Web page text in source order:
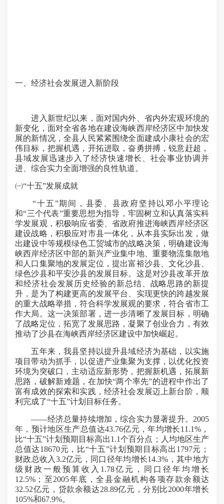
一、经济社会发展进入新阶段
进入新世纪以来，面对国内外、省内外宏观环境的
新变化，面对全省各地在建设海峡西岸经济区中加快发
展的新情况，全县人民紧紧围绕全面建成小康社会的宏
伟目标，把握机遇，开拓进取，奋勇拼搏，锐意赶超，
县域发展迅速步入了经济快速增长、社会事业协调并
进、综合实力全面增强的良性轨道。
㈠“十五”发展成就
“十五”期间，县委、县政府坚持以邓小平理论
和“三个代表”重要思想为指导，牢固树立和认真落实科
学发展观，积极响应省委、省政府推进海峡西岸经济区
建设战略，积极应对市县一体化，从本县实际出发，做
出建设中等规模绿色工贸城市的战略决策，明确建设海
峡西岸经济区中部的新兴产业集中地、重要物流集散地
和人口集聚地的发展定位，提出富裕沙县、文化沙县、
绿色沙县和平安沙县的发展目标。这是对沙县改革开放
和经济社会发展历史经验的新总结、战略思路的新提
升，是为了构建更高的发展平台、实现更快的跨越发展
的重大战略举措，符合科学发展观的要求，符合省市工
作大局。这一决策部署，进一步清晰了发展目标，明确
了战略定位，拓宽了发展思路，凝聚了创业合力，有效
推动了沙县在海峡西岸经济区建设中加快崛起。
五年来，我县坚持以提升县域经济为基础，以实施
项目带动为抓手，以促进产业集聚为支撑，以优化投资
环境为突破口，主动适应新形势，把握新机遇，拓展新
思路，破解新难题，在加快“两个率先”的进程中作出了
富有成效的探索和实践，经济社会发展迈上新台阶，顺
利完成了“十五”计划目标任务。
——经济总量持续增加，综合实力显著提升。2005
年，预计地区生产总值达43.76亿元，年均增长11.1%，
比“十五”计划预期目标高出1.1个百分点；人均地区生产
总值达18670元，比“十五”计划预期目标高出1797元；
财政总收入3.2亿元，同口径年均增长14.3%，其中地方
级财政一般预算收入1.78亿元，同口径年均增长
12.5%；至2005年底，全县金融机构各项存款余额达
32.52亿元，贷款余额达28.89亿元，分别比2000年增长
105%和67.9%。